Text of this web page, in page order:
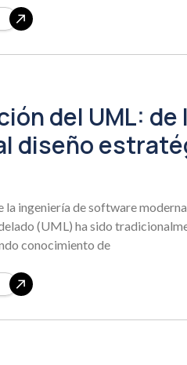
del UML:
diseño
la ingeniería de software
(UML) ha sido
conocimiento de